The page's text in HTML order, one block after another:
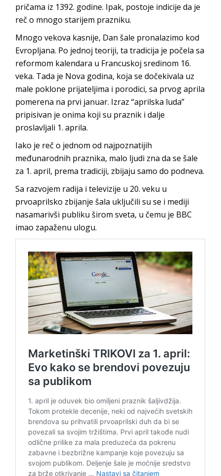
pričama iz 1392. godine. Ipak, postoje indicije da je
reč o mnogo starijem prazniku.
Mnogo vekova kasnije, Dan šale pronalazimo kod
Evropljana. Po jednoj teoriji, ta tradicija je počela sa
reformom kalendara u Francuskoj sredinom 16.
veka. Tada je Nova godina, koja se dočekivala uz
male poklone prijateljima i porodici, sa prvog aprila
pomerena na prvi januar. Izraz “aprilska luda”
pripisivan je onima koji su praznik i dalje
proslavljali 1. aprila.
Iako je reč o jednom od najpoznatijih
međunarodnih praznika, malo ljudi zna da se šale
za 1. april, prema tradiciji, zbijaju samo do podneva.
Sa razvojem radija i televizije u 20. veku u
prvoaprilsko zbijanje šala uključili su se i mediji
nasamarivši publiku širom sveta, u čemu je BBC
imao zapaženu ulogu.